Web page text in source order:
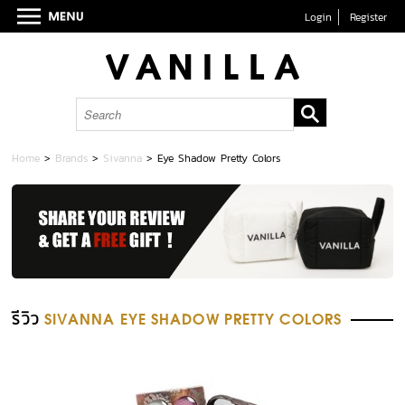
Login Register
Home > Brands > Sivanna >Eye Shadow Pretty Colors
รีวิว SIVANNA EYE SHADOW PRETTY COLORS